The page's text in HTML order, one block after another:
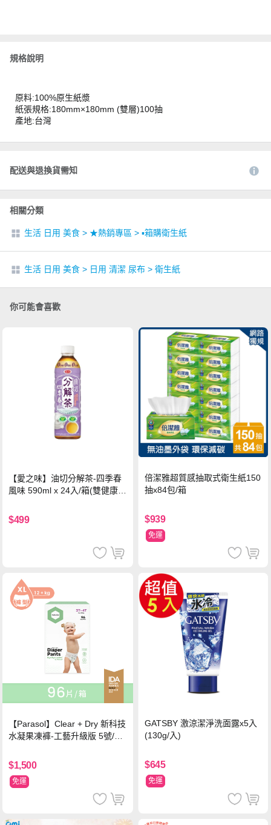
規格說明
原料:100%原生紙漿
紙張規格:180mm×180mm (雙層)100抽
產地:台灣
配送與退換貨需知
相關分類
生活 日用 美食 > ★熱銷專區 > ▪︎箱購衛生紙
生活 日用 美食 > 日用 清潔 尿布 > 衛生紙
你可能會喜歡
【愛之味】油切分解茶-四季春
風味 590ml x 24入/箱(雙健康認
$499
倍潔雅超質感抽取式衛生紙150
抽x84包/箱
$939
免運
【Parasol】Clear + Dry 新科技
水凝果凍褲-工藝升級版 5號/XL
$1,500
免運
GATSBY 激涼潔淨洗面露x5入
(130g/入)
$645
免運